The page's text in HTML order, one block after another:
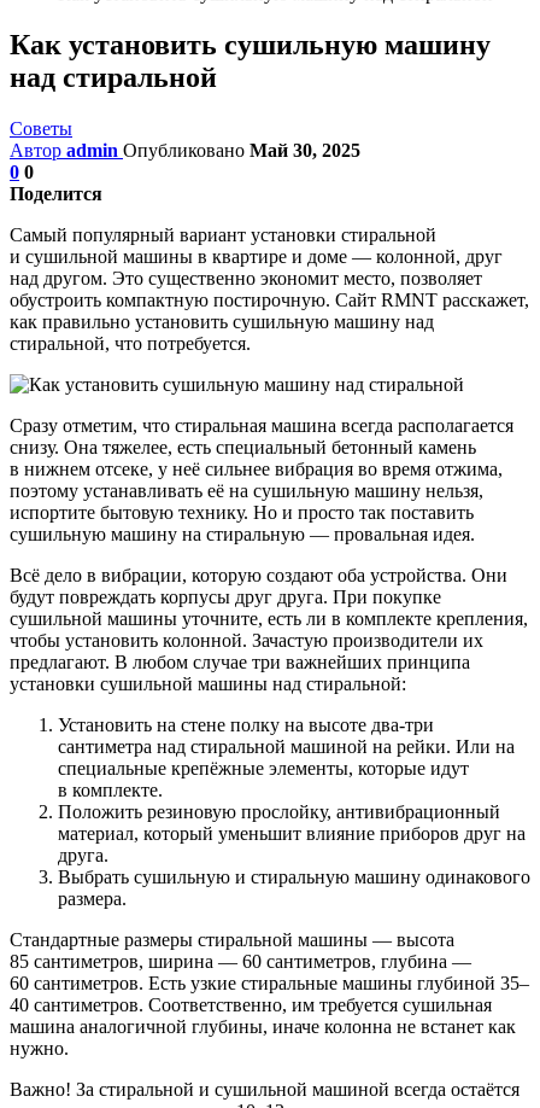
Как установить сушильную машину
над стиральной
Советы
Автор admin Опубликовано Май 30, 2025
0 0
Поделится
Самый популярный вариант установки стиральной
и сушильной машины в квартире и доме — колонной, друг
над другом. Это существенно экономит место, позволяет
обустроить компактную постирочную. Сайт RMNT расскажет,
как правильно установить сушильную машину над
стиральной, что потребуется.
Сразу отметим, что стиральная машина всегда располагается
снизу. Она тяжелее, есть специальный бетонный камень
в нижнем отсеке, у неё сильнее вибрация во время отжима,
поэтому устанавливать её на сушильную машину нельзя,
испортите бытовую технику. Но и просто так поставить
сушильную машину на стиральную — провальная идея.
Всё дело в вибрации, которую создают оба устройства. Они
будут повреждать корпусы друг друга. При покупке
сушильной машины уточните, есть ли в комплекте крепления,
чтобы установить колонной. Зачастую производители их
предлагают. В любом случае три важнейших принципа
установки сушильной машины над стиральной:
Установить на стене полку на высоте два-три
сантиметра над стиральной машиной на рейки. Или на
специальные крепёжные элементы, которые идут
в комплекте.
Положить резиновую прослойку, антивибрационный
материал, который уменьшит влияние приборов друг на
друга.
Выбрать сушильную и стиральную машину одинакового
размера.
Стандартные размеры стиральной машины — высота
85 сантиметров, ширина — 60 сантиметров, глубина —
60 сантиметров. Есть узкие стиральные машины глубиной 35–
40 сантиметров. Соответственно, им требуется сушильная
машина аналогичной глубины, иначе колонна не встанет как
нужно.
Важно! За стиральной и сушильной машиной всегда остаётся